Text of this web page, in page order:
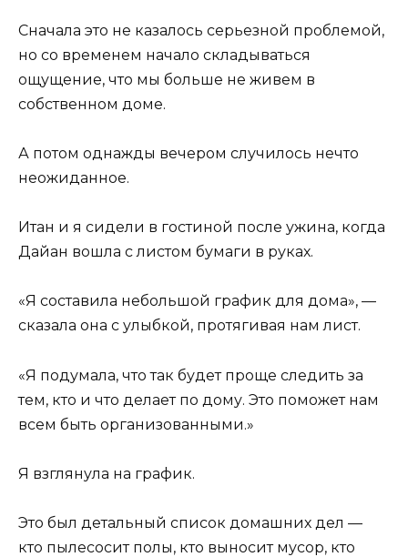
Сначала это не казалось серьезной проблемой,
но со временем начало складываться
ощущение, что мы больше не живем в
собственном доме.
А потом однажды вечером случилось нечто
неожиданное.
Итан и я сидели в гостиной после ужина, когда
Дайан вошла с листом бумаги в руках.
«Я составила небольшой график для дома», —
сказала она с улыбкой, протягивая нам лист.
«Я подумала, что так будет проще следить за
тем, кто и что делает по дому. Это поможет нам
всем быть организованными.»
Я взглянула на график.
Это был детальный список домашних дел —
кто пылесосит полы, кто выносит мусор, кто